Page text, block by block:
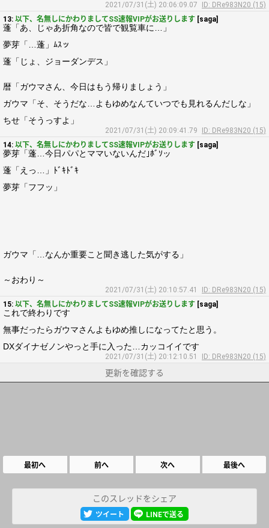
2021/07/31(土) 20:06:09.07
ID: DRe983N20 (15)
13: 以下、名無しにかわりましてSS速報VIPがお送りします [saga]
蓬「あ、じゃあ折角なので皆で観覧車に…」
夢芽「…蓬」ﾑｽッ
蓬「じょ、ジョーダンデス」
暦「ガウマさん、今日はもう帰りましょう」
ガウマ「そ、そうだな…よもゆめなんていつでも見れるんだしな」
ちせ「そうっすよ」
2021/07/31(土) 20:09:41.79
ID: DRe983N20 (15)
14: 以下、名無しにかわりましてSS速報VIPがお送りします [saga]
夢芽「蓬…今日パパとママいないんだ｣ﾎﾞｿッ
蓬「えっ…」ﾄﾞｷﾄﾞｷ
夢芽「フフッ」
ガウマ「…なんか重要こと聞き逃した気がする」
～おわり～
2021/07/31(土) 20:10:57.41
ID: DRe983N20 (15)
15: 以下、名無しにかわりましてSS速報VIPがお送りします [saga]
これで終わりです
無事だったらガウマさんよもゆめ推しになってたと思う。
DXダイナゼノンやっと手に入った…カッコイイです
2021/07/31(土) 20:12:10.51 ID: DRe983N20 (15)
更新を確認する
最初へ 前へ 次へ 最後へ
このスレッドをシェア
ツイート LINEで送る